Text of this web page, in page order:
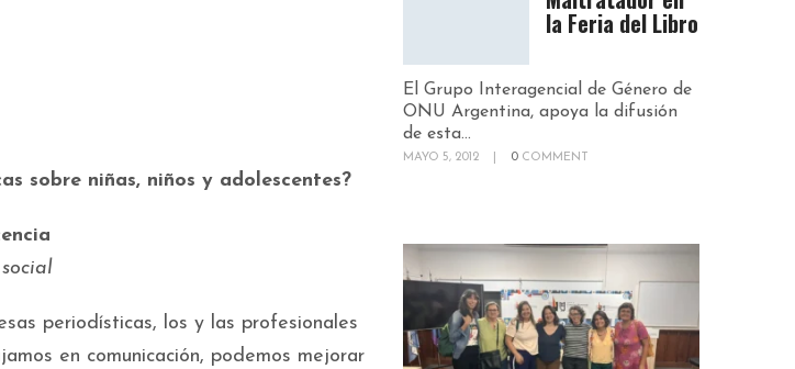
sobre niñas, niños y adolescentes?
periodísticas, los y las profesionales
en comunicación, podemos mejorar
la Feria del Libro
El Grupo Interagencial de Género de
ONU Argentina, apoya la difusión
de esta...
MAYO 5, 2012 0 COMMENT